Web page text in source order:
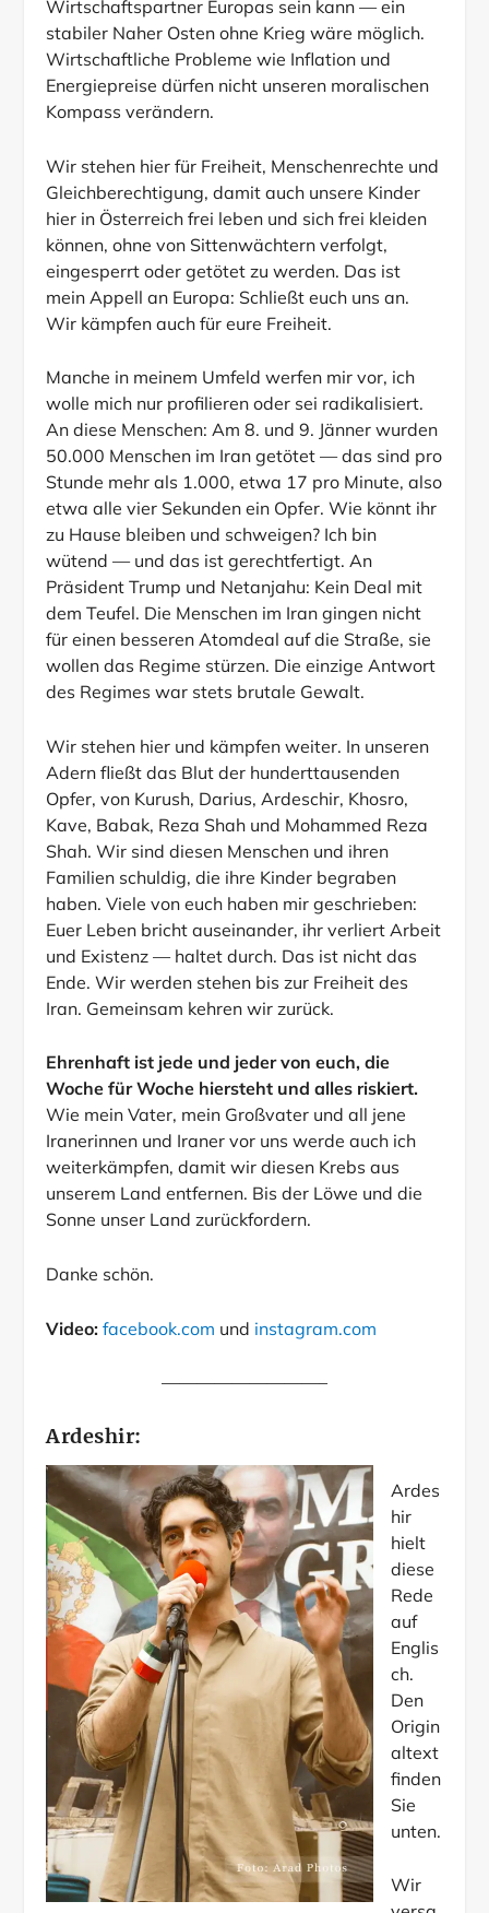
Wirtschaftspartner Europas sein kann — ein
stabiler Naher Osten ohne Krieg wäre möglich.
Wirtschaftliche Probleme wie Inflation und
Energiepreise dürfen nicht unseren moralischen
Kompass verändern.
Wir stehen hier für Freiheit, Menschenrechte und
Gleichberechtigung, damit auch unsere Kinder
hier in Österreich frei leben und sich frei kleiden
können, ohne von Sittenwächtern verfolgt,
eingesperrt oder getötet zu werden. Das ist
mein Appell an Europa: Schließt euch uns an.
Wir kämpfen auch für eure Freiheit.
Manche in meinem Umfeld werfen mir vor, ich
wolle mich nur profilieren oder sei radikalisiert.
An diese Menschen: Am 8. und 9. Jänner wurden
50.000 Menschen im Iran getötet — das sind pro
Stunde mehr als 1.000, etwa 17 pro Minute, also
etwa alle vier Sekunden ein Opfer. Wie könnt ihr
zu Hause bleiben und schweigen? Ich bin
wütend — und das ist gerechtfertigt. An
Präsident Trump und Netanjahu: Kein Deal mit
dem Teufel. Die Menschen im Iran gingen nicht
für einen besseren Atomdeal auf die Straße, sie
wollen das Regime stürzen. Die einzige Antwort
des Regimes war stets brutale Gewalt.
Wir stehen hier und kämpfen weiter. In unseren
Adern fließt das Blut der hunderttausenden
Opfer, von Kurush, Darius, Ardeschir, Khosro,
Kave, Babak, Reza Shah und Mohammed Reza
Shah. Wir sind diesen Menschen und ihren
Familien schuldig, die ihre Kinder begraben
haben. Viele von euch haben mir geschrieben:
Euer Leben bricht auseinander, ihr verliert Arbeit
und Existenz — haltet durch. Das ist nicht das
Ende. Wir werden stehen bis zur Freiheit des
Iran. Gemeinsam kehren wir zurück.
Ehrenhaft ist jede und jeder von euch, die
Woche für Woche hiersteht und alles riskiert.
Wie mein Vater, mein Großvater und all jene
Iranerinnen und Iraner vor uns werde auch ich
weiterkämpfen, damit wir diesen Krebs aus
unserem Land entfernen. Bis der Löwe und die
Sonne unser Land zurückfordern.
Danke schön.
Video: facebook.com und instagram.com
—————————–
Ardeshir:
Ardes
hir
hielt
diese
Rede
auf
Englis
ch.
Den
Origin
altext
finden
Sie
unten.
Wir